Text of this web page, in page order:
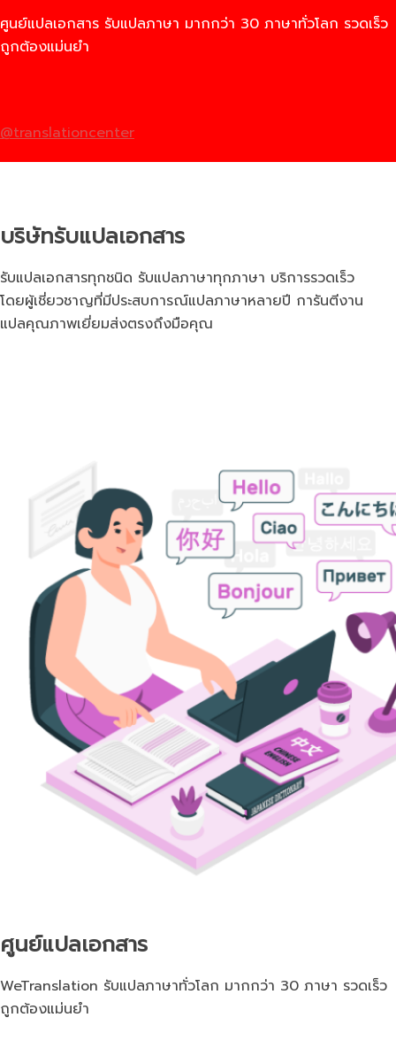
ศูนย์แปลเอกสาร รับแปลภาษา มากกว่า 30 ภาษาทั่วโลก รวดเร็ว
ถูกต้องแม่นยำ
@translationcenter
บริษัทรับแปลเอกสาร
รับแปลเอกสารทุกชนิด รับแปลภาษาทุกภาษา บริการรวดเร็ว
โดยผู้เชี่ยวชาญที่มีประสบการณ์แปลภาษาหลายปี การันตีงาน
แปลคุณภาพเยี่ยมส่งตรงถึงมือคุณ
ศูนย์แปลเอกสาร
WeTranslation รับแปลภาษาทั่วโลก มากกว่า 30 ภาษา รวดเร็ว
ถูกต้องแม่นยำ